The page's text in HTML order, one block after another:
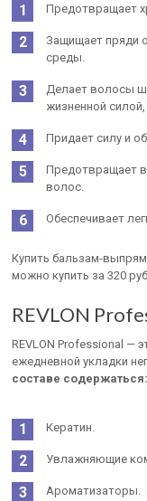
Предотвращает
Защищает пряди
среды.
Делает волосы
жизненной
Придает силу и
Предотвращает
волос.
Обеспечивает
Купить бальзам-
можно купить за 320
REVLON
REVLON Professional —
ежедневной укладки
составе содержаться:
Кератин.
Увлажняющие
Ароматизаторы.